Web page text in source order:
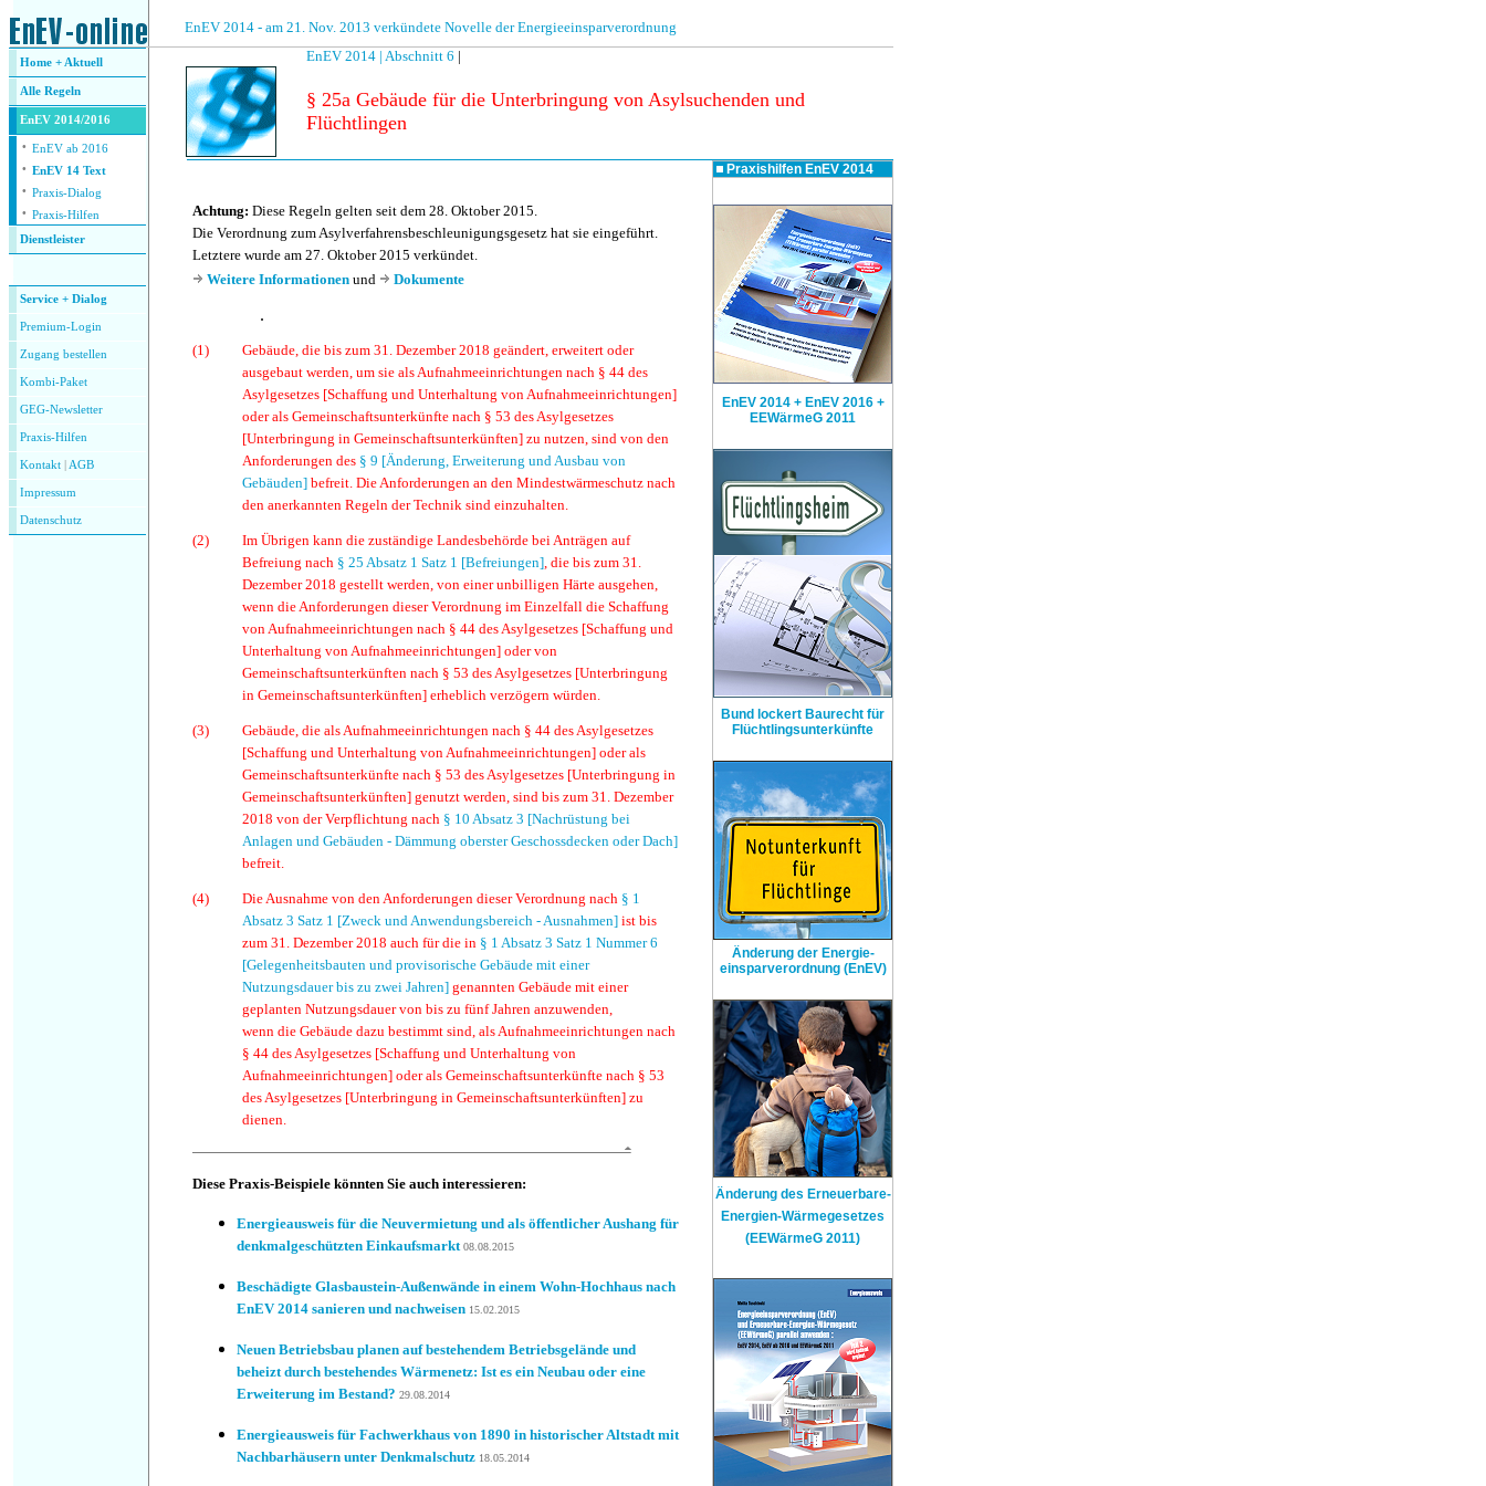
EnEV 2014 - am 21. Nov. 2013 verkündete Novelle der Energieeinsparverordnung
Home + Aktuell
Alle Regeln
EnEV 2014/2016
· EnEV ab 2016
· EnEV 14 Text
· Praxis-Dialog
· Praxis-Hilfen
Dienstleister
Service + Dialog
Premium-Login
Zugang bestellen
Kombi-Paket
GEG-Newsletter
Praxis-Hilfen
Kontakt AGB
Impressum
Datenschutz
EnEV 2014 | Abschnitt 6 |
§ 25a Gebäude für die Unterbringung von Asylsuchenden und
Flüchtlingen
Achtung: Diese Regeln gelten seit dem 28. Oktober 2015.
Die Verordnung zum Asylverfahrensbeschleunigungsgesetz hat sie eingeführt.
Letztere wurde am 27. Oktober 2015 verkündet.
Weitere Informationen und Dokumente
.
(1)
Gebäude, die bis zum 31. Dezember 2018 geändert, erweitert oder
ausgebaut werden, um sie als Aufnahmeeinrichtungen nach § 44 des
Asylgesetzes [Schaffung und Unterhaltung von Aufnahmeeinrichtungen]
oder als Gemeinschaftsunterkünfte nach § 53 des Asylgesetzes
[Unterbringung in Gemeinschaftsunterkünften] zu nutzen, sind von den
Anforderungen des § 9 [Änderung, Erweiterung und Ausbau von
Gebäuden] befreit. Die Anforderungen an den Mindestwärmeschutz nach
den anerkannten Regeln der Technik sind einzuhalten.
(2)
Im Übrigen kann die zuständige Landesbehörde bei Anträgen auf
Befreiung nach § 25 Absatz 1 Satz 1 [Befreiungen], die bis zum 31.
Dezember 2018 gestellt werden, von einer unbilligen Härte ausgehen,
wenn die Anforderungen dieser Verordnung im Einzelfall die Schaffung
von Aufnahmeeinrichtungen nach § 44 des Asylgesetzes [Schaffung und
Unterhaltung von Aufnahmeeinrichtungen] oder von
Gemeinschaftsunterkünften nach § 53 des Asylgesetzes [Unterbringung
in Gemeinschaftsunterkünften] erheblich verzögern würden.
(3)
Gebäude, die als Aufnahmeeinrichtungen nach § 44 des Asylgesetzes
[Schaffung und Unterhaltung von Aufnahmeeinrichtungen] oder als
Gemeinschaftsunterkünfte nach § 53 des Asylgesetzes [Unterbringung in
Gemeinschaftsunterkünften] genutzt werden, sind bis zum 31. Dezember
2018 von der Verpflichtung nach § 10 Absatz 3 [Nachrüstung bei
Anlagen und Gebäuden - Dämmung oberster Geschossdecken oder Dach]
befreit.
(4) Die Ausnahme von den Anforderungen dieser Verordnung nach § 1
Absatz 3 Satz 1 [Zweck und Anwendungsbereich - Ausnahmen] ist bis
zum 31. Dezember 2018 auch für die in § 1 Absatz 3 Satz 1 Nummer 6
[Gelegenheitsbauten und provisorische Gebäude mit einer
Nutzungsdauer bis zu zwei Jahren] genannten Gebäude mit einer
geplanten Nutzungsdauer von bis zu fünf Jahren anzuwenden,
wenn die Gebäude dazu bestimmt sind, als Aufnahmeeinrichtungen nach
§ 44 des Asylgesetzes [Schaffung und Unterhaltung von
Aufnahmeeinrichtungen] oder als Gemeinschaftsunterkünfte nach § 53
des Asylgesetzes [Unterbringung in Gemeinschaftsunterkünften] zu
dienen.
Diese Praxis-Beispiele könnten Sie auch interessieren:
Energieausweis für die Neuvermietung und als öffentlicher Aushang für
denkmalgeschützten Einkaufsmarkt 08.08.2015
Beschädigte Glasbaustein-Außenwände in einem Wohn-Hochhaus nach
EnEV 2014 sanieren und nachweisen 15.02.2015
Neuen Betriebsbau planen auf bestehendem Betriebsgelände und
beheizt durch bestehendes Wärmenetz: Ist es ein Neubau oder eine
Erweiterung im Bestand? 29.08.2014
Energieausweis für Fachwerkhaus von 1890 in historischer Altstadt mit
Nachbarhäusern unter Denkmalschutz 18.05.2014
Praxishilfen EnEV 2014
EnEV 2014 + EnEV 2016 +
EEWärmeG 2011
Bund lockert Baurecht für
Flüchtlingsunterkünfte
Änderung der Energie-
einsparverordnung (EnEV)
Änderung des Erneuerbare-
Energien-Wärmegesetzes
(EEWärmeG 2011)